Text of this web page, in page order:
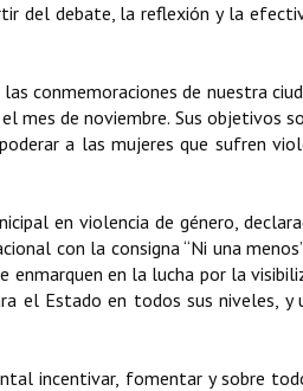
del debate, la reflexión y la
conmemoraciones de nuestra
mes de noviembre. Sus objetivos
a las mujeres que sufren
en violencia de género,
con la consigna “Ni una
en la lucha por la
el Estado en todos sus niveles, y
incentivar, fomentar y sobre